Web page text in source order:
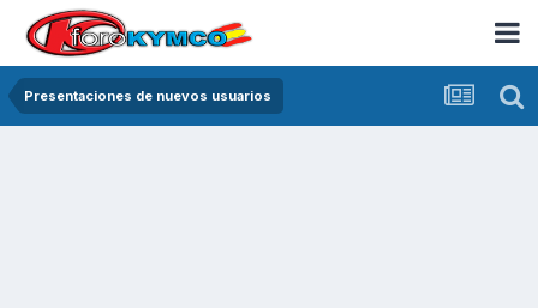
Presentaciones de nuevos usuarios